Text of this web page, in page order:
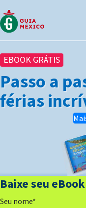
EBOOK GRÁTIS
Passo a
férias
Baixe seu
Seu nome*